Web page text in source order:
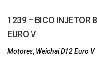
1239 – BICO INJETOR
EURO V
Motores, Weichai D12 Euro V